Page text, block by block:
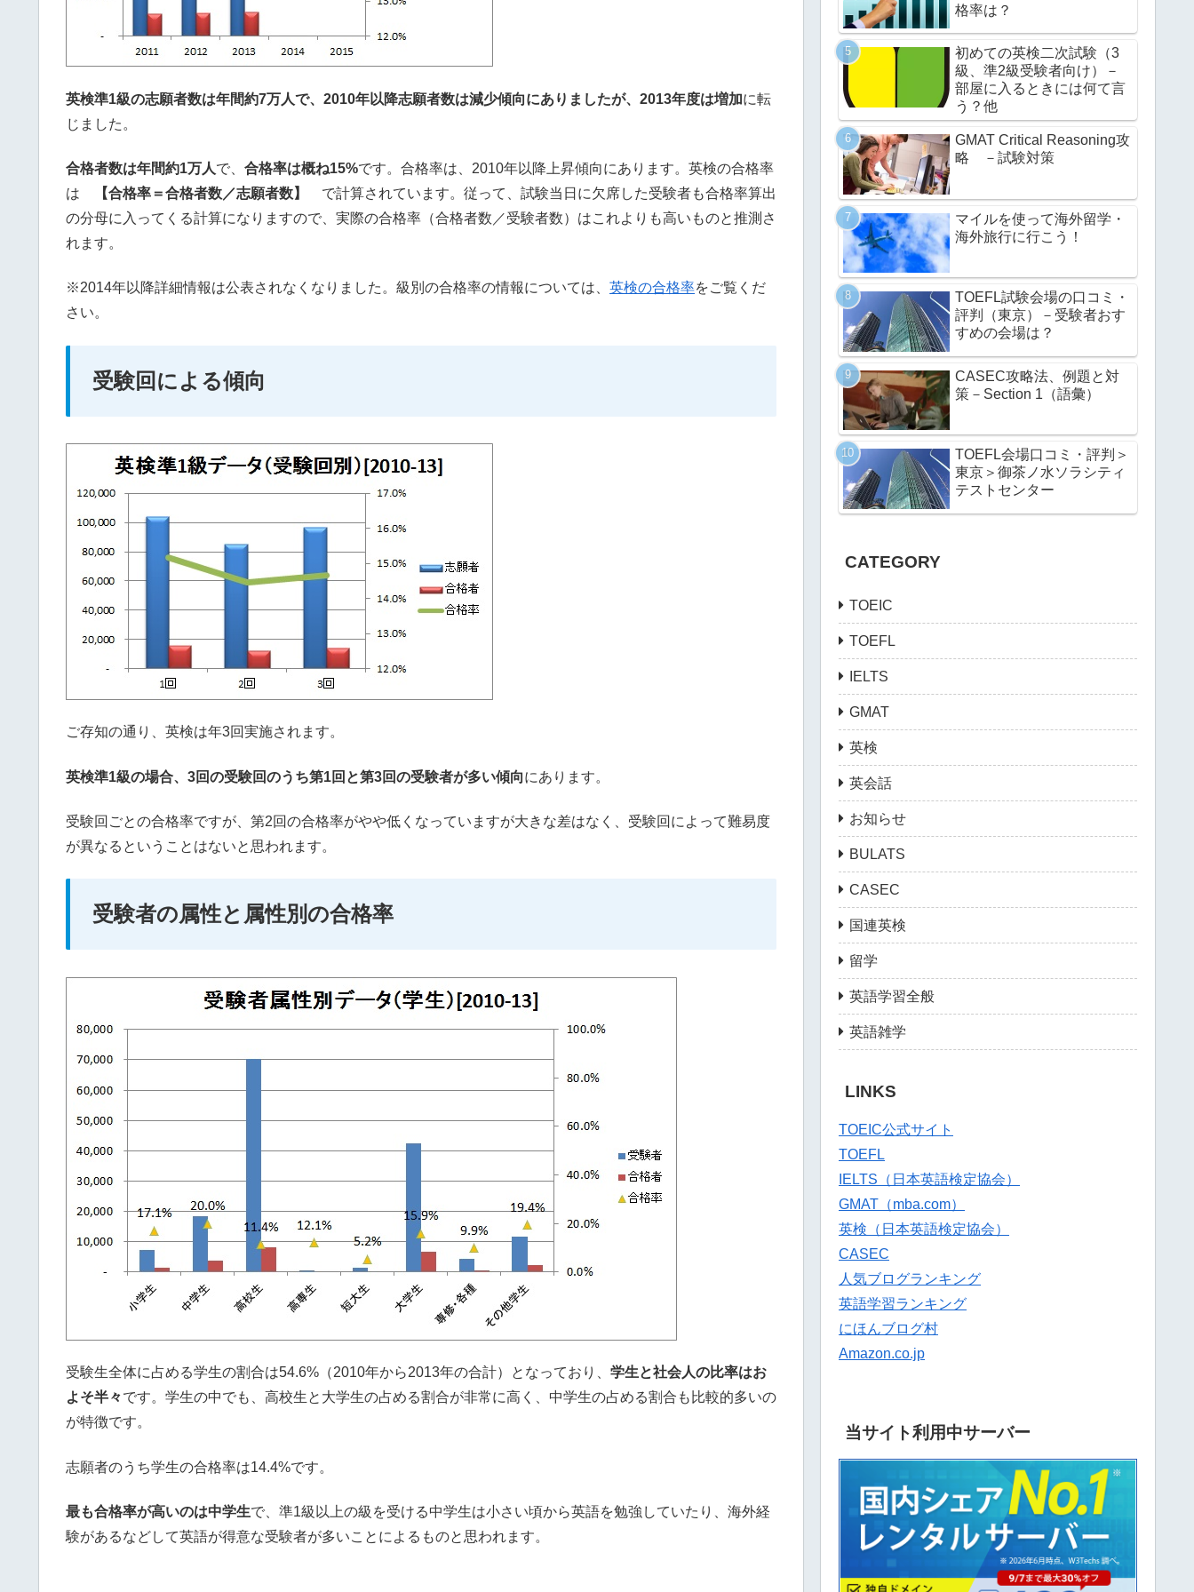
英検準1級の志願者数は年間約7万人で、2010年以降志願者数は減少傾向にありましたが、2013年度は増加に転
じました。
合格者数は年間約1万人で、 合格率は概ね15%です。合格率は、2010年以降上昇傾向にあります。英検の合格率
は
【合格率＝合格者数／志願者数】
で計算されています。従って、試験当日に欠席した受験者も合格率算出
の分母に入ってくる計算になりますので、実際の合格率（合格者数／受験者数）はこれよりも高いものと推測さ
れます。
※2014年以降詳細情報は公表されなくなりました。級別の合格率の情報については、 英検の合格率をご覧くだ
さい。
受験回による傾向
ご存知の通り、英検は年3回実施されます。
英検準1級の場合、3回の受験回のうち第1回と第3回の受験者が多い傾向にあります。
受験回ごとの合格率ですが、第2回の合格率がやや低くなっていますが大きな差はなく、受験回によって難易度
が異なるということはないと思われます。
受験者の属性と属性別の合格率
受験生全体に占める学生の割合は54.6%（2010年から2013年の合計）となっており、 学生と社会人の比率はお
よそ半々です。学生の中でも、高校生と大学生の占める割合が非常に高く、中学生の占める割合も比較的多いの
が特徴です。
志願者のうち学生の合格率は14.4%です。
最も合格率が高いのは中学生で、準1級以上の級を受ける中学生は小さい頃から英語を勉強していたり、海外経
験があるなどして英語が得意な受験者が多いことによるものと思われます。
格率は？
初めての英検二次試験（3
級、準2級受験者向け）－
部屋に入るときには何て言
う？他
GMAT Critical Reasoning攻
略 －試験対策
マイルを使って海外留学・
海外旅行に行こう！
TOEFL試験会場の口コミ・
評判（東京）－受験者おす
すめの会場は？
CASEC攻略法、例題と対
策－Section 1（語彙）
TOEFL会場口コミ・評判＞
東京＞御茶ノ水ソラシティ
テストセンター
CATEGORY
TOEIC
TOEFL
IELTS
GMAT
英検
英会話
お知らせ
BULATS
CASEC
国連英検
留学
英語学習全般
英語雑学
LINKS
TOEIC公式サイト
TOEFL
IELTS（日本英語検定協会）
GMAT（mba.com）
英検（日本英語検定協会）
CASEC
人気ブログランキング
英語学習ランキング
にほんブログ村
Amazon.co.jp
当サイト利用中サーバー